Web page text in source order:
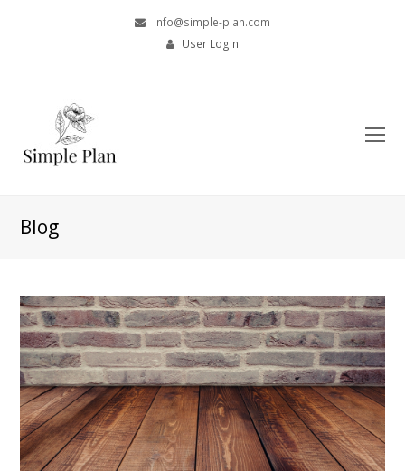
info@simple-plan.com
User Login
Blog